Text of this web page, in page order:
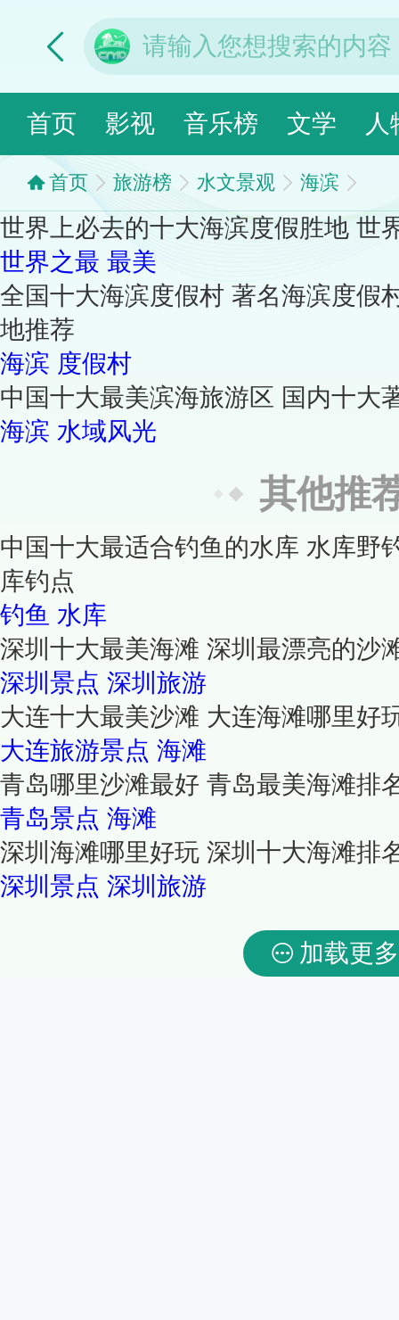
首页 影视 音乐榜 文学 人
首页 旅游榜 水文景观 海滨
世界上必去的十大海滨度假胜地 世
世界之最 最美
全国十大海滨度假村 著名海滨度假
地推荐
海滨 度假村
中国十大最美滨海旅游区 国内十大
海滨 水域风光
其他推
中国十大最适合钓鱼的水库 水库野
库钓点
钓鱼 水库
深圳十大最美海滩 深圳最漂亮的沙
深圳景点 深圳旅游
大连十大最美沙滩 大连海滩哪里好
大连旅游景点 海滩
青岛哪里沙滩最好 青岛最美海滩排
青岛景点 海滩
深圳海滩哪里好玩 深圳十大海滩排
深圳景点 深圳旅游
加载更多